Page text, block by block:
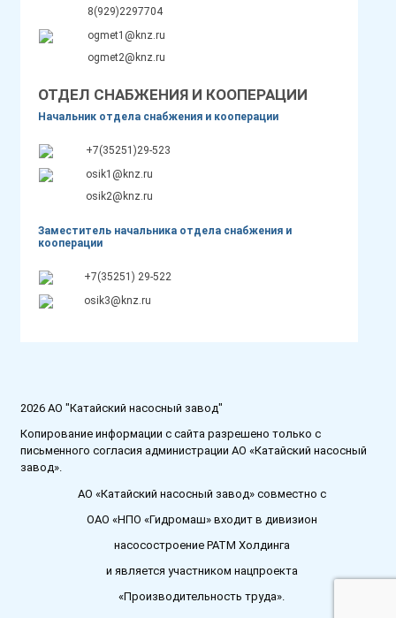
8(929)2297704
ogmet1@knz.ru
ogmet2@knz.ru
ОТДЕЛ СНАБЖЕНИЯ И КООПЕРАЦИИ
Начальник отдела снабжения и кооперации
+7(35251)29-523
osik1@knz.ru
osik2@knz.ru
Заместитель начальника отдела снабжения и
кооперации
+7(35251) 29-522
osik3@knz.ru
2026 АО "Катайский насосный завод"
Копирование информации с сайта разрешено только с
письменного согласия администрации АО «Катайский насосный
завод».
АО «Катайский насосный завод» совместно с
ОАО «НПО «Гидромаш» входит в дивизион
насосостроение РАТМ Холдинга
и является участником нацпроекта
«Производительность труда».